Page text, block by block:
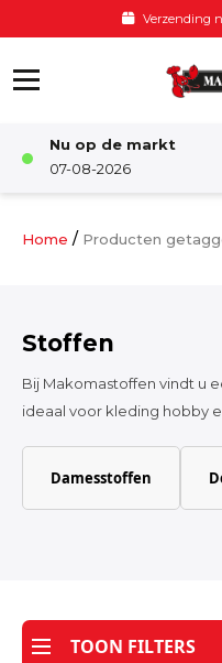
Verzending
Nu op de markt
07-08-2026
Home / Producten
Stoffen
Bij Makomastoffen vindt u
ideaal voor kleding hobby
Damesstoffen
TOON FILTERS